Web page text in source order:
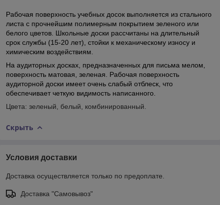
Рабочая поверхность учебных досок выполняется из стального
листа с прочнейшим полимерным покрытием зеленого или
белого цветов. Школьные доски рассчитаны на длительный
срок службы (15-20 лет), стойки к механическому износу и
химическим воздействиям.
На аудиторных досках, предназначенных для письма мелом,
поверхность матовая, зеленая. Рабочая поверхность
аудиторной доски имеет очень слабый отблеск, что
обеспечивает четкую видимость написанного.
Цвета: зеленый, белый, комбинированный.
Скрыть
Условия доставки
Доставка осуществляется только по предоплате.
Доставка "Самовывоз"